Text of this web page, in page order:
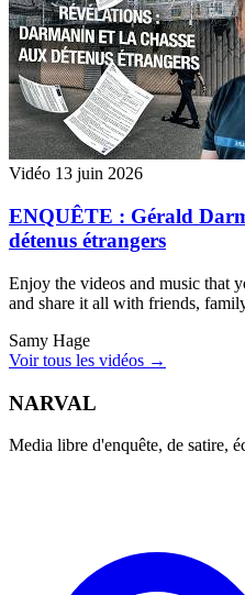
Vidéo 13 juin 2026
ENQUÊTE : Gérald
détenus étrangers
Enjoy the videos and music that
and share it all with friends,
Samy Hage
Voir tous les vidéos →
NARVAL
Media libre d'enquête, de satire,